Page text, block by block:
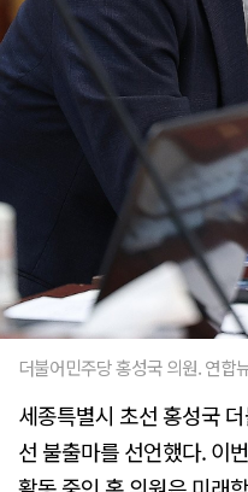
더불어민주당 홍성국 의원. 연합
세종특별시 초선 홍성국
선 불출마를 선언했다. 이